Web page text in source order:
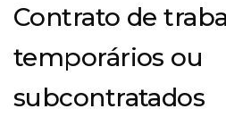
Contrato de
temporários ou
subcontratados